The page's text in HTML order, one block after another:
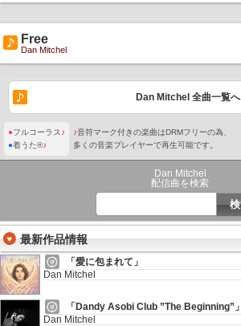
Free
Dan Mitchel
Dan Mitchel 全曲一覧へ
●フルコーラス ♪
●着うた®♪
♪音符マーク付きの楽曲はDRMフリーの為、
多くの音楽プレイヤーで再生可能です。
Dan Mitchel
配信曲を検索
最新作品情報
「愛に包まれて」
Dan Mitchel
「Dandy Asobi Club ”The Beginning”」
Dan Mitchel